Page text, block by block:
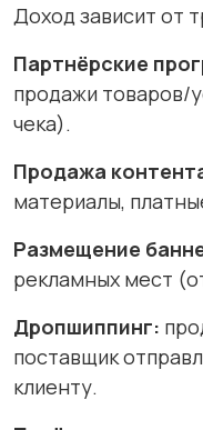
Доход зависит от
Партнёрские
продажи товаров/
чека).
Продажа
материалы,
Размещение
рекламных мест
Дропшиппинг:
поставщик
клиенту.